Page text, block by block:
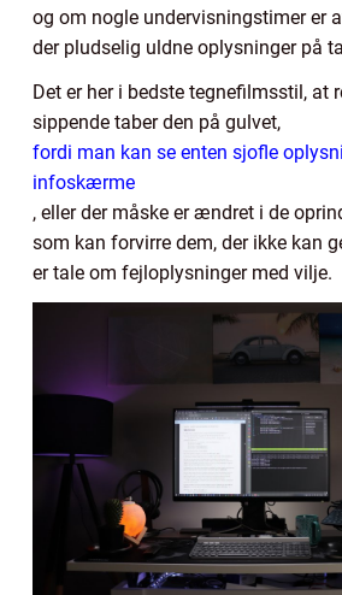
og om nogle undervisningstimer er
der pludselig uldne oplysninger på
Det er her i bedste tegnefilmsstil, at
sippende taber den på gulvet,
fordi man kan se enten sjofle
infoskærme
, eller der måske er ændret i de
som kan forvirre dem, der ikke kan
er tale om fejloplysninger med vilje.